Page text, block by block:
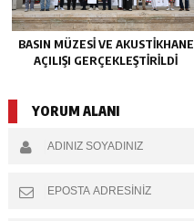
BASIN MÜZESİ VE AKUSTİKHANE
AÇILIŞI GERÇEKLEŞTİRİLDİ
YORUM ALANI